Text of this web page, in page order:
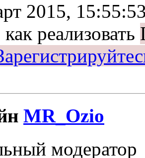
2015,
реализовать
MR_Ozio
модератор